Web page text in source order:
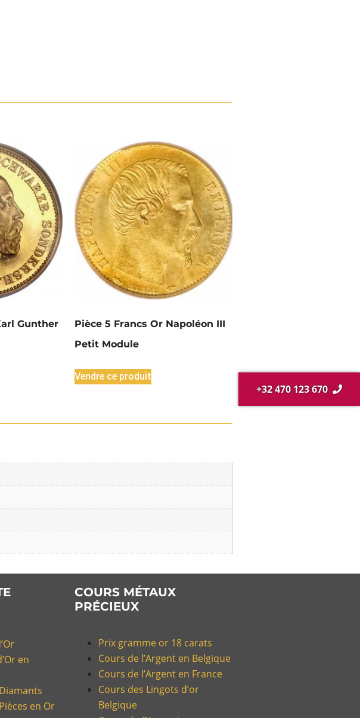
Gunther
Pièce 5 Francs Or Napoléon III
Petit Module
Vendre ce produit
+32 470 123 670
en
en Or
COURS MÉTAUX
PRÉCIEUX
Prix gramme or 18 carats
Cours de l’Argent en Belgique
Cours de l’Argent en France
Cours des Lingots d’or
Belgique